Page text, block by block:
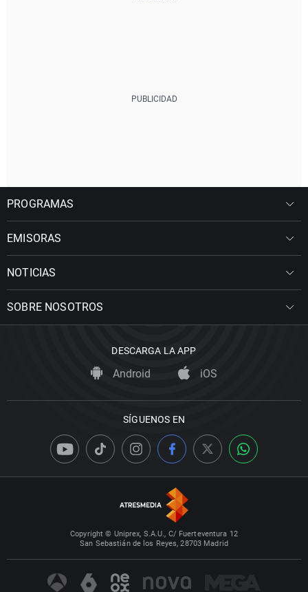
PROGRAMAS
EMISORAS
NOTICIAS
SOBRE NOSOTROS
DESCARGA LA APP
Android iOS
SÍGUENOS EN
Copyright © Uniprex, S.A.U., C/ Fuerteventura 12
San Sebastián de los Reyes, 28703 Madrid